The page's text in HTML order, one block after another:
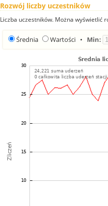
Rozwój liczby uczestników
Liczba uczestników. Można wyświetlić
Średnia Wartości • Min: